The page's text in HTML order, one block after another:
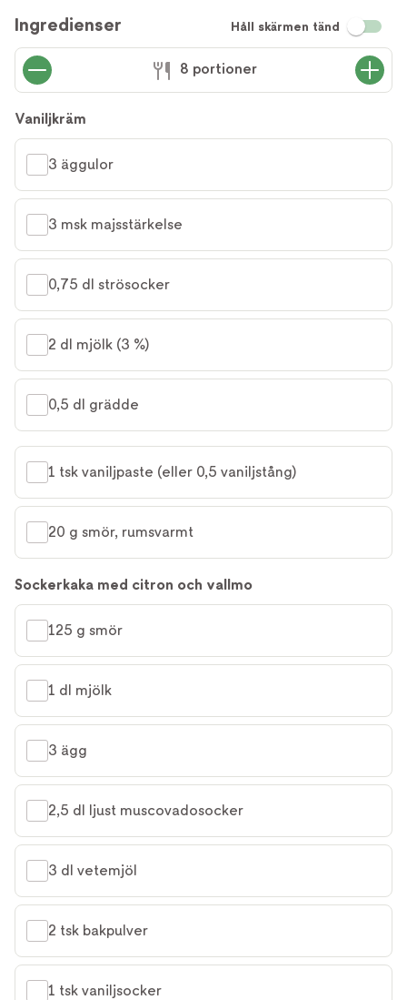
Kirkhoff
laga
receptet
Ingredienser Håll skärmen tänd
8 portioner
Vaniljkräm
3 äggulor
3 msk majsstärkelse
0,75 dl strösocker
2 dl mjölk (3 %)
0,5 dl grädde
1 tsk vaniljpaste (eller 0,5 vaniljstång)
20 g smör, rumsvarmt
Sockerkaka med citron och vallmo
125 g smör
1 dl mjölk
3 ägg
2,5 dl ljust muscovadosocker
3 dl vetemjöl
2 tsk bakpulver
1 tsk vaniljsocker